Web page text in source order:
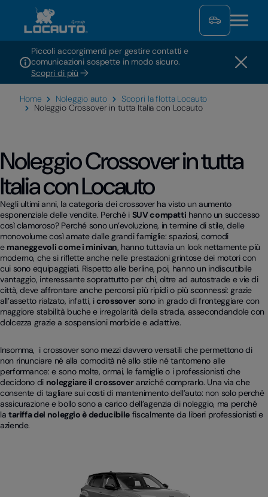
Piccoli accorgimenti per gestire contatti e
comunicazioni sospette in modo sicuro.
Scopri di più
Home Noleggio auto
Scopri la flotta Locauto
Noleggio Crossover in tutta Italia con Locauto
Noleggio Crossover in tutta
Italia con Locauto
Negli ultimi anni, la categoria dei crossover ha visto un aumento
esponenziale delle vendite. Perché i SUV compatti hanno un successo
così clamoroso? Perché sono un’evoluzione, in termine di stile, delle
monovolume così amate dalle grandi famiglie: spaziosi, comodi
e maneggevoli come i minivan, hanno tuttavia un look nettamente più
moderno, che si riflette anche nelle prestazioni grintose dei motori con
cui sono equipaggiati. Rispetto alle berline, poi, hanno un indiscutibile
vantaggio, interessante soprattutto per chi, oltre ad autostrade e vie di
città, deve affrontare anche percorsi più ripidi o più sconnessi: grazie
all’assetto rialzato, infatti, icrossoversono in grado di fronteggiare con
maggiore stabilità buche e irregolarità della strada, assecondandole con
dolcezza grazie a sospensioni morbide e adattive.
Insomma, i crossover sono mezzi davvero versatili che permettono di
non rinunciare né alla comodità né allo stile né tantomeno alle
performance: e sono molte, ormai, le famiglie o i professionisti che
decidono di noleggiare il crossoveranziché comprarlo. Una via che
consente di tagliare sui costi di mantenimento dell’auto: non solo perché
assicurazione e bollo sono a carico dell’agenzia di noleggio, ma perché
la tariffa del noleggio è deducibile fiscalmente da liberi professionisti e
aziende.